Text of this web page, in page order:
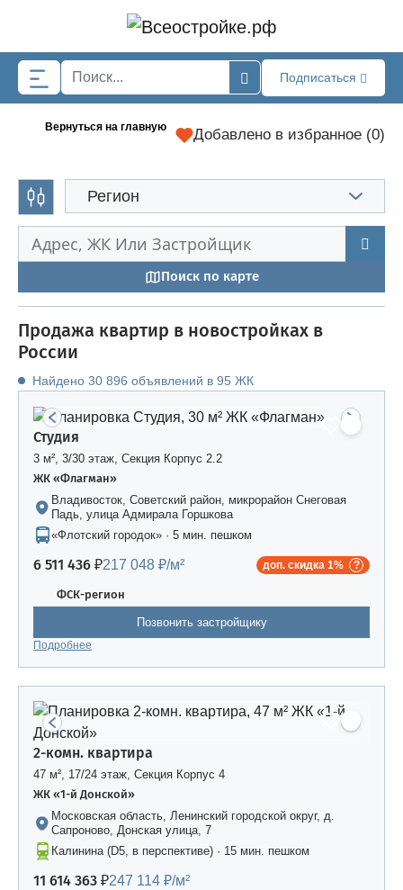
Подписаться
Вернуться на главную Добавлено в избранное (0)
Регион
Поиск по карте
Продажа квартир в новостройках в
России
Найдено 30 896 объявлений в 95 ЖК
Студия
3 м², 3/30 этаж, Секция Корпус 2.2
ЖК «Флагман»
Владивосток, Советский район, микрорайон Снеговая
Падь, улица Адмирала Горшкова
«Флотский городок» · 5 мин. пешком
6 511 436 ₽217 048 ₽/м² доп. скидка 1%
ФСК-регион
Позвонить застройщику
Подробнее
2-комн. квартира
47 м², 17/24 этаж, Секция Корпус 4
ЖК «1-й Донской»
Московская область, Ленинский городской округ, д.
Сапроново, Донская улица, 7
Калинина (D5, в перспективе) · 15 мин. пешком
11 614 363 ₽247 114 ₽/м²